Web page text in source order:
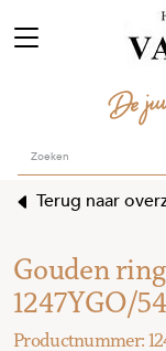
Terug naar
Gouden
1247YGO/54